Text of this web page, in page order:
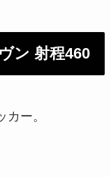
ン 射程460
ー。